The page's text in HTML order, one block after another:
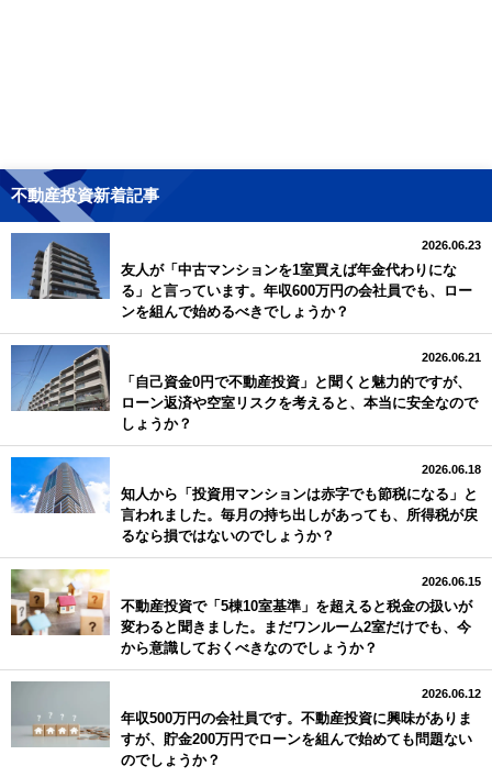
不動産投資新着記事
2026.06.23
友人が「中古マンションを1室買えば年金代わりにな
る」と言っています。年収600万円の会社員でも、ロー
ンを組んで始めるべきでしょうか？
2026.06.21
「自己資金0円で不動産投資」と聞くと魅力的ですが、
ローン返済や空室リスクを考えると、本当に安全なので
しょうか？
2026.06.18
知人から「投資用マンションは赤字でも節税になる」と
言われました。毎月の持ち出しがあっても、所得税が戻
るなら損ではないのでしょうか？
2026.06.15
不動産投資で「5棟10室基準」を超えると税金の扱いが
変わると聞きました。まだワンルーム2室だけでも、今
から意識しておくべきなのでしょうか？
2026.06.12
年収500万円の会社員です。不動産投資に興味がありま
すが、貯金200万円でローンを組んで始めても問題ない
のでしょうか？